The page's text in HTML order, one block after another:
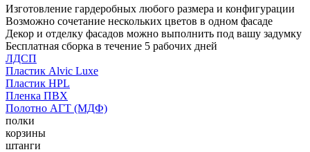
Изготовление гардеробных любого размера и конфигурации
Возможно сочетание нескольких цветов в одном фасаде
Декор и отделку фасадов можно выполнить под вашу задумку
Бесплатная сборка в течение 5 рабочих дней
ЛДСП
Пластик Alvic Luxe
Пластик HPL
Пленка ПВХ
Полотно АГТ (МДФ)
полки
корзины
штанги